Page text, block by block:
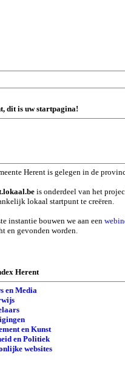
dit is uw startpagina!
Herent is gelegen in de
is onderdeel van het
lokaal startpunt te creëren.
instantie bouwen we aan een
en gevonden worden.
Herent
en Media
en Kunst
en Politiek
websites